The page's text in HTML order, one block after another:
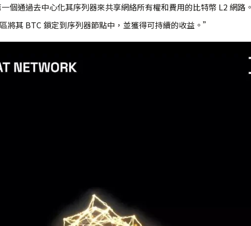
個通過去中心化其序列器來共享網絡所有權和費用的比特幣 L2 網路
將其 BTC 鎖定到序列器節點中，並獲得可持續的收益。”